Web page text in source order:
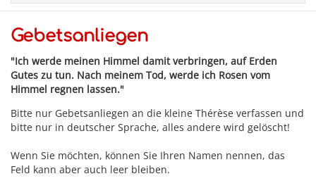
Gebetsanliegen
"Ich werde meinen Himmel damit verbringen, auf Erden
Gutes zu tun. Nach meinem Tod, werde ich Rosen vom
Himmel regnen lassen."
Bitte nur Gebetsanliegen an die kleine Thérèse verfassen und
bitte nur in deutscher Sprache, alles andere wird gelöscht!
Wenn Sie möchten, können Sie Ihren Namen nennen, das
Feld kann aber auch leer bleiben.